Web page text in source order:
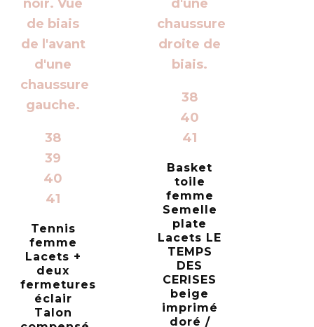
38
39
40
41
Tennis
femme
Lacets +
deux
fermetures
éclair
Talon
38
40
41
Basket
toile
femme
Semelle
plate
Lacets LE
TEMPS
DES
CERISES
beige
imprimé
doré /